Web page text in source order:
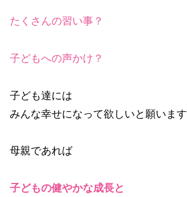
たくさんの習い事？
子どもへの声かけ？
子ども達には
みんな幸せになって欲しいと願います
母親であれば
子どもの健やかな成長と